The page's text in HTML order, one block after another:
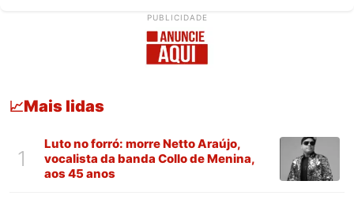
PUBLICIDADE
📈Mais lidas
1
Luto no forró: morre Netto Araújo,
vocalista da banda Collo de Menina,
aos 45 anos